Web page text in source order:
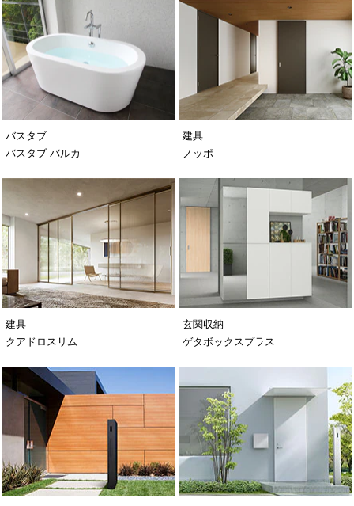
バスタブ
バスタブ バルカ
建具
ノッポ
建具
クアドロスリム
玄関収納
ゲタボックスプラス